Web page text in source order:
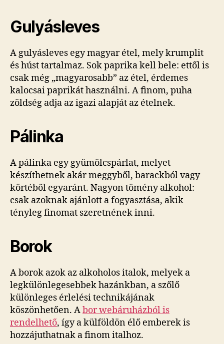
Gulyásleves
A gulyásleves egy magyar étel, mely krumplit
és húst tartalmaz. Sok paprika kell bele: ettől is
csak még „magyarosabb” az étel, érdemes
kalocsai paprikát használni. A finom, puha
zöldség adja az igazi alapját az ételnek.
Pálinka
A pálinka egy gyümölcspárlat, melyet
készíthetnek akár meggyből, barackból vagy
körtéből egyaránt. Nagyon tömény alkohol:
csak azoknak ajánlott a fogyasztása, akik
tényleg finomat szeretnének inni.
Borok
A borok azok az alkoholos italok, melyek a
legkülönlegesebbek hazánkban, a szőlő
különleges érlelési technikájának
köszönhetően. Abor webáruházból is
rendelhető, így a külföldön élő emberek is
hozzájuthatnak a finom italhoz.